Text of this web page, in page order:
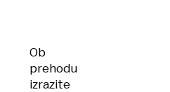
Ob
prehodu
izrazite